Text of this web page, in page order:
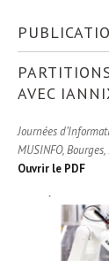
AVEC
Journées
MUSINFO,
Ouvrir le PDF